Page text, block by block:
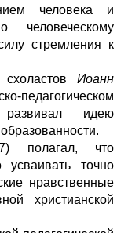
человека и
человеческому
стремления к
Иоанн
педагогическом
идею
полагал, что
точно
нравственные
христианской